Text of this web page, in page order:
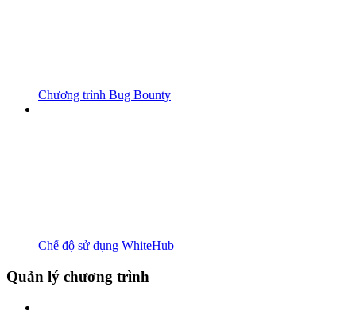
Chương trình Bug Bounty
Chế độ sử dụng WhiteHub
Quản lý chương trình